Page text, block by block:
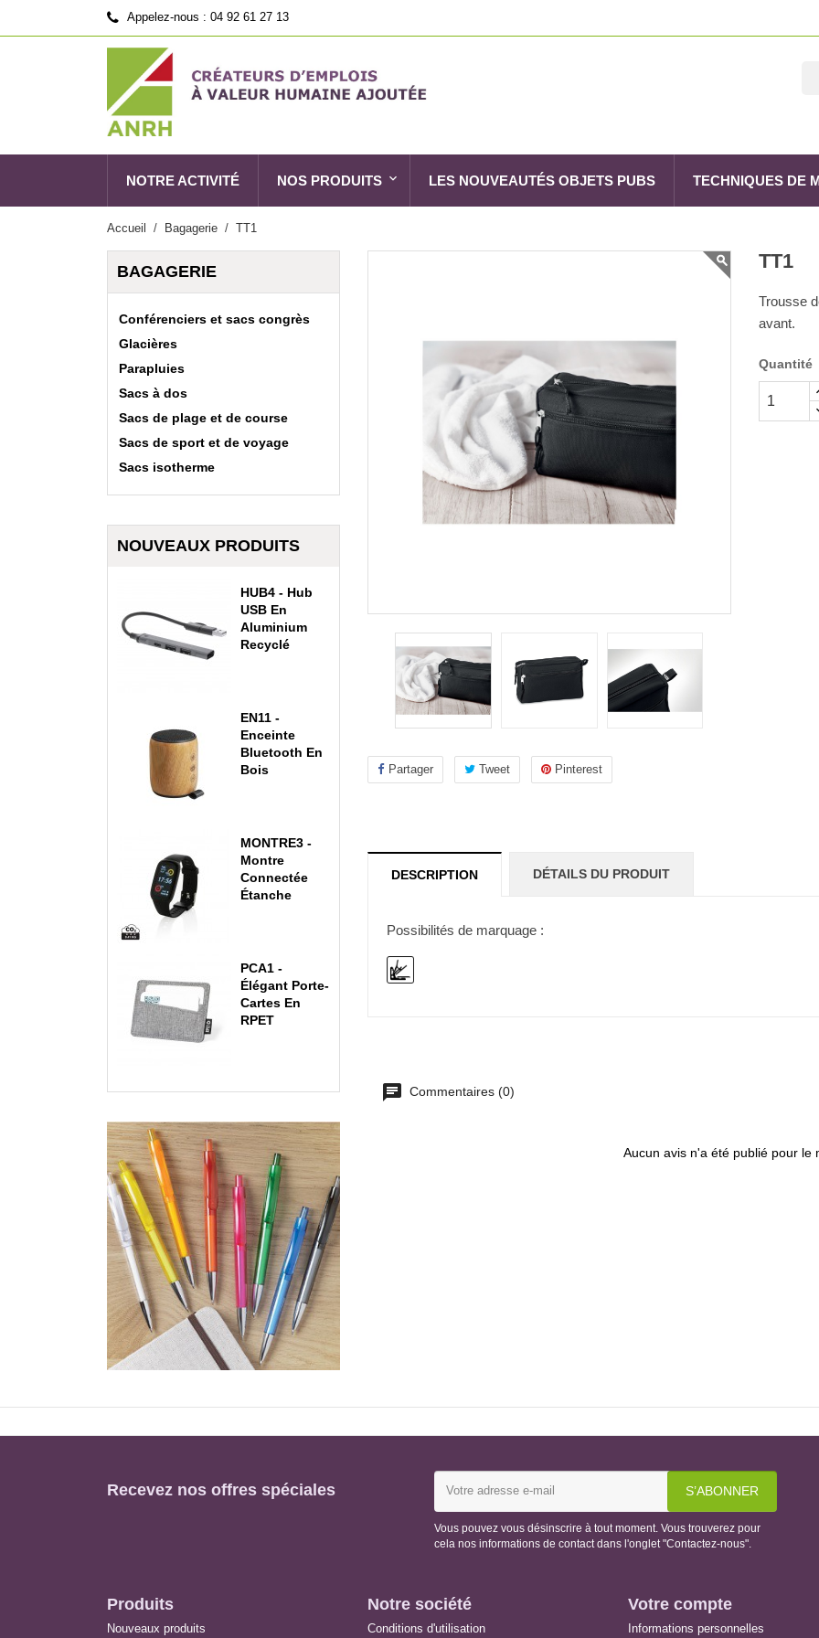
Appelez-nous : 04 92 61 27 13
NOTRE ACTIVITÉ NOS PRODUITS LES NOUVEAUTÉS OBJETS PUBS TECHNIQUES DE
Accueil Bagagerie TT1
BAGAGERIE
Conférenciers et sacs congrès
Glacières
Parapluies
Sacs à dos
Sacs de plage et de course
Sacs de sport et de voyage
Sacs isotherme
NOUVEAUX PRODUITS
HUB4 - Hub
USB En
Aluminium
Recyclé
EN11 -
Enceinte
Bluetooth En
Bois
MONTRE3 -
Montre
Connectée
Étanche
PCA1 -
Élégant Porte-
Cartes En
RPET
Partager Tweet Pinterest
TT1
Trousse
avant.
Quantité
DESCRIPTION DÉTAILS DU PRODUIT
Possibilités de marquage :
Commentaires (0)
Aucun avis n'a été publié pour le
Recevez nos offres spéciales
Vous pouvez vous désinscrire à tout moment. Vous trouverez pour
cela nos informations de contact dans l'onglet "Contactez-nous".
Produits
Nouveaux produits
Notre société
Conditions d'utilisation
Votre compte
Informations personnelles